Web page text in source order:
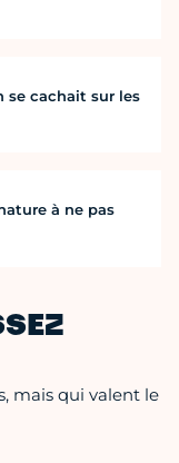
se cachait sur les
à ne pas
mais qui valent le